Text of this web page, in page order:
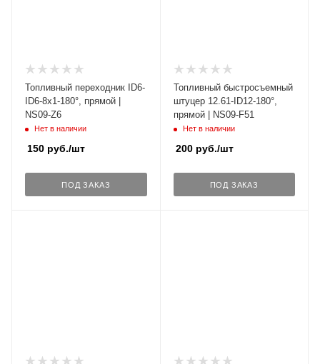
Топливный переходник ID6-
ID6-8x1-180°, прямой |
NS09-Z6
Нет в наличии
150 руб./шт
ПОД ЗАКАЗ
Топливный быстросъемный
штуцер 12.61-ID12-180°,
прямой | NS09-F51
Нет в наличии
200руб./шт
ПОД ЗАКАЗ